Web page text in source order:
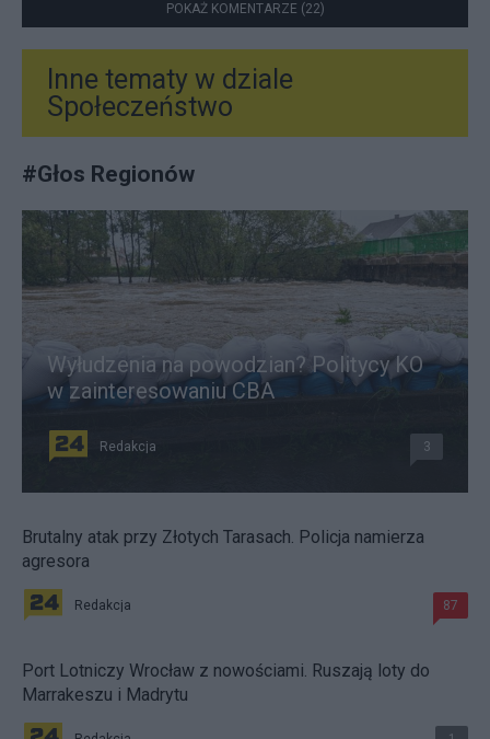
POKAŻ KOMENTARZE (22)
Inne tematy w dziale
Społeczeństwo
#Głos Regionów
Wyłudzenia na powodzian? Politycy KO
w zainteresowaniu CBA
Redakcja 3
Brutalny atak przy Złotych Tarasach. Policja namierza
agresora
Redakcja 87
Port Lotniczy Wrocław z nowościami. Ruszają loty do
Marrakeszu i Madrytu